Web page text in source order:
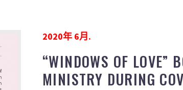
2020年 6月.
“WINDOWS OF LOVE”
MINISTRY DURING